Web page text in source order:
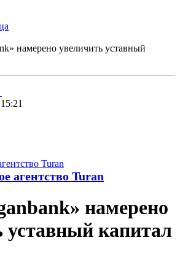
намерено увеличить уставный
15:21
агентство Turan
намерено
уставный капитал